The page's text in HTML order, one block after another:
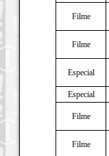
Filme
Filme
Especial
Especial
Filme
Filme